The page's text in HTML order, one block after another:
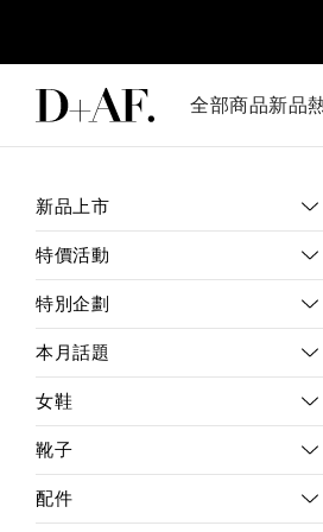
全部商品新品
新品上市
特價活動
特別企劃
本月話題
女鞋
靴子
配件